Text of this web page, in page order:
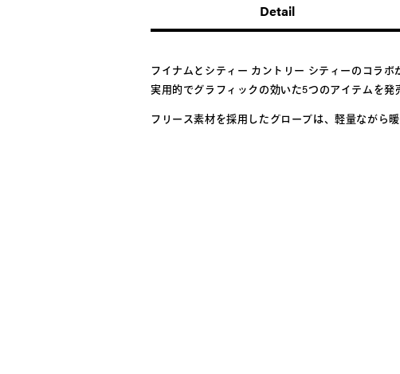
ィ
(1)
を
開
Detail
フイナムとシティー カントリー シティーのコラボ
実用的でグラフィックの効いた5つのアイテムを発
フリース素材を採用したグローブは、軽量ながら